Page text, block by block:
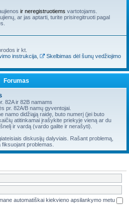
ir neregistruotiems vartotojams.
ar jas aptarti, turite prisiregitruoti pagal
ir kt.
instrukcija,
Skelbimas dėl šunų vedžiojimo
Forumas
82A ir 82B namams
pr. 82A/B namų gyventojai.
namo didžiąją raidę, buto numerį (jei buto
atitinkamai įrašykite priekyje vieną ar du
ir vardą (vardo galite ir nerašyti).
diskusijų dalyviais. Rašant problemą,
problemas.
automatiškai kiekvieno apsilankymo metu